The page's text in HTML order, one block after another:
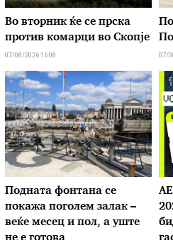
Во вторник ќе се прска
против комарци во Скопје
07/08/2026 16:08 07/
Подната фонтана се
покажа поголем залак –
веќе месец и пол, а уште